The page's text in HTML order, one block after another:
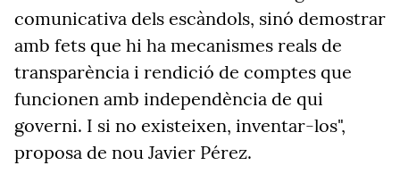
comunicativa dels escàndols, sinó demostrar
amb fets que hi ha mecanismes reals de
transparència i rendició de comptes que
funcionen amb independència de qui
governi. I si no existeixen, inventar-los",
proposa de nou Javier Pérez.